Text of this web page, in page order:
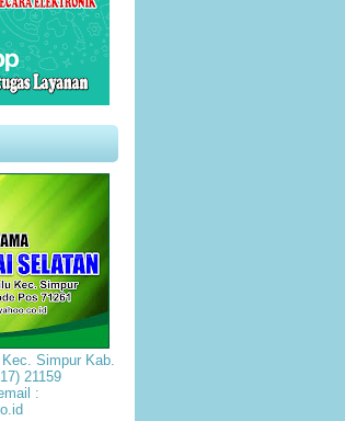
Simpur Kab.
21159
: